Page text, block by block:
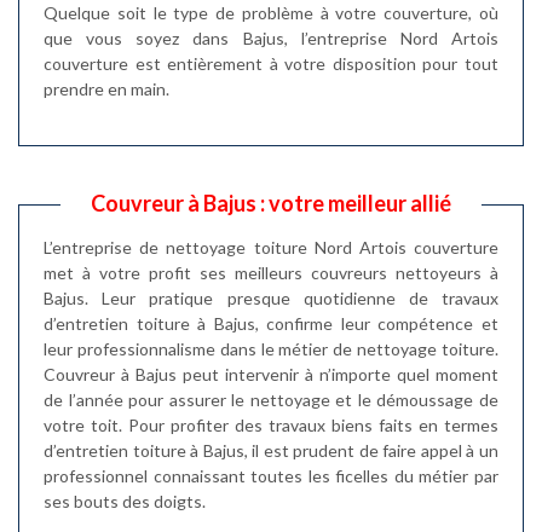
Quelque soit le type de problème à votre couverture, où
que vous soyez dans Bajus, l’entreprise Nord Artois
couverture est entièrement à votre disposition pour tout
prendre en main.
Couvreur à Bajus : votre meilleur allié
L’entreprise de nettoyage toiture Nord Artois couverture
met à votre profit ses meilleurs couvreurs nettoyeurs à
Bajus. Leur pratique presque quotidienne de travaux
d’entretien toiture à Bajus, confirme leur compétence et
leur professionnalisme dans le métier de nettoyage toiture.
Couvreur à Bajus peut intervenir à n’importe quel moment
de l’année pour assurer le nettoyage et le démoussage de
votre toit. Pour profiter des travaux biens faits en termes
d’entretien toiture à Bajus, il est prudent de faire appel à un
professionnel connaissant toutes les ficelles du métier par
ses bouts des doigts.